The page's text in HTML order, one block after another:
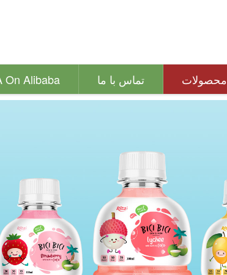
محصولات تماس با ما On Alibaba